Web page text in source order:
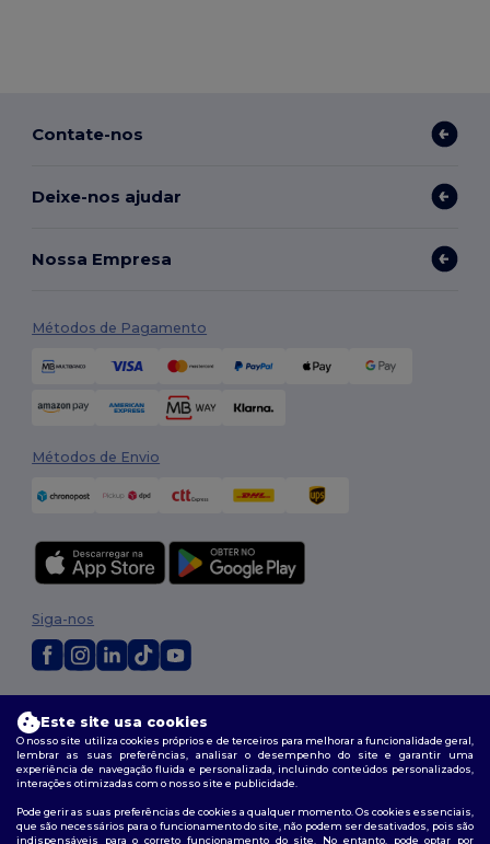
Contate-nos
Deixe-nos ajudar
Nossa Empresa
Métodos de Pagamento
Métodos de Envio
Termos e Condições |Política de personalização
|Política de cookies|Mapa do Site
Siga-nos
Este site usa cookies
O nosso site utiliza cookies próprios e de terceiros para melhorar a funcionalidade geral,
lembrar as suas preferências, analisar o desempenho do site e garantir uma
experiência de navegação fluida e personalizada, incluindo conteúdos personalizados,
interações otimizadas com o nosso site e publicidade.
Pode gerir as suas preferências de cookies a qualquer momento. Os cookies essenciais,
que são necessários para o funcionamento do site, não podem ser desativados, pois são
indispensáveis para o correto funcionamento do site. No entanto, pode optar por